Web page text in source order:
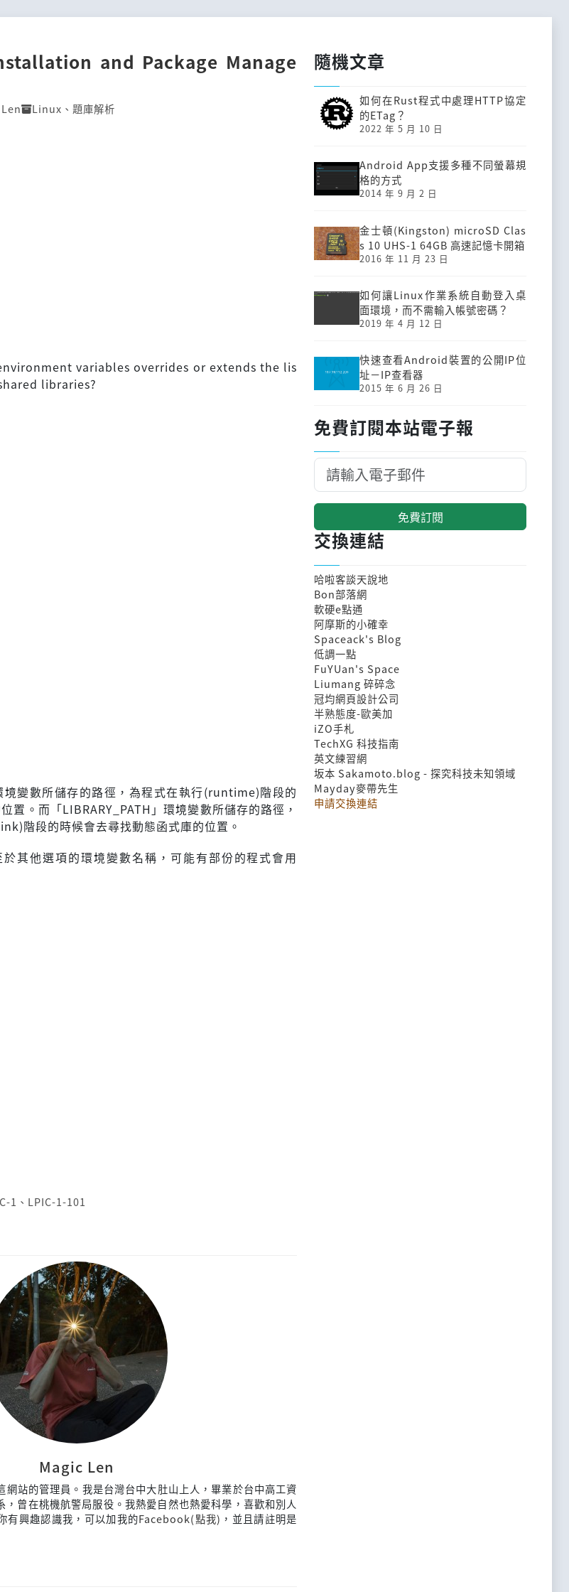
and Package Manage
Linux 、 題庫解析
variables overrides or extends the lis
libraries?
境變數所儲存的路徑，為程式在執行(runtime)階段的
置。而「LIBRARY_PATH」環境變數所儲存的路徑，
階段的時候會去尋找動態函式庫的位置。
其他選項的環境變數名稱，可能有部份的程式會用
1 、 LPIC-1-101
Magic Len
站的管理員。我是台灣台中大肚山上人，畢業於台中高工資
曾在桃機航警局服役。我熱愛自然也熱愛科學，喜歡和別人
有興趣認識我，可以加我的Facebook(點我) ，並且請註明是
隨機文章
如何在Rust程式中處理HTTP協定
的ETag？
2022 年 5 月 10 日
Android App支援多種不同螢幕規
格的方式
2014 年 9 月 2 日
金士頓(Kingston) microSD Clas
s 10 UHS-1 64GB 高速記憶卡開箱
2016 年 11 月 23 日
如何讓Linux作業系統自動登入桌
面環境，而不需輸入帳號密碼？
2019 年 4 月 12 日
快速查看Android裝置的公開IP位
址－IP查看器
2015 年 6 月 26 日
免費訂閱本站電子報
免費訂閱
交換連結
哈啦客談天說地
Bon部落網
軟硬e點通
阿摩斯的小確幸
Spaceack's Blog
低調一點
FuYUan's Space
Liumang 碎碎念
冠均網頁設計公司
半熟態度-歐美加
iZO手札
TechXG 科技指南
英文練習網
坂本 Sakamoto.blog - 探究科技未知領域
Mayday麥帶先生
申請交換連結